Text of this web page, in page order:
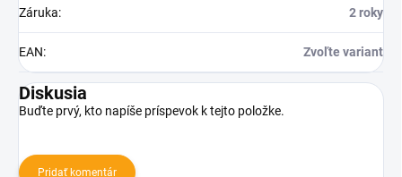
Záruka: 2 roky
EAN: Zvoľte variant
Diskusia
Buďte prvý, kto napíše príspevok k tejto položke.
Pridať komentár